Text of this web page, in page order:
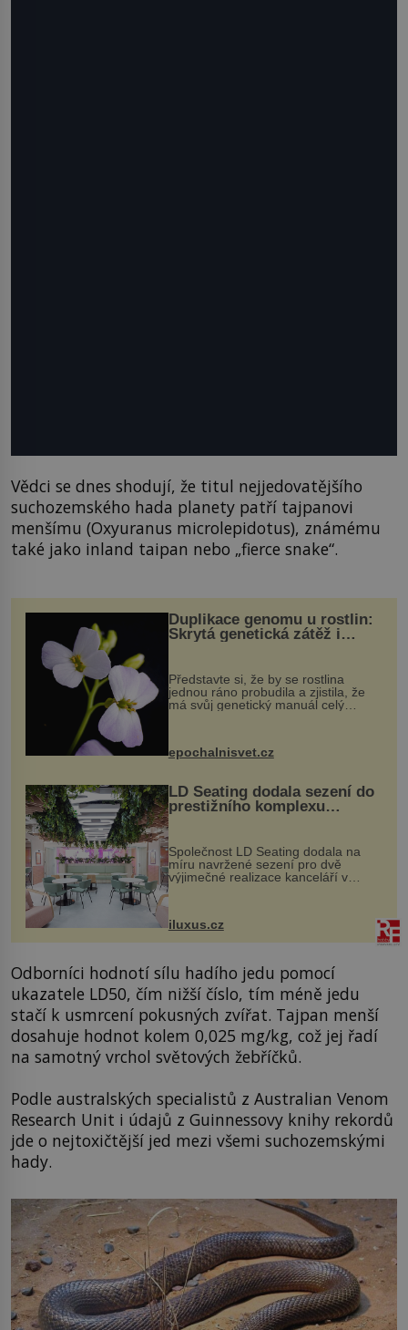
Vědci se dnes shodují, že titul nejjedovatějšího
suchozemského hada planety patří tajpanovi
menšímu (Oxyuranus microlepidotus), známému
také jako inland taipan nebo „fierce snake“.
Duplikace genomu u rostlin:
Skrytá genetická zátěž i
Představte si, že by se rostlina
jednou ráno probudila a zjistila, že
má svůj genetický manuál celý
vstupenka...
epochalnisvet.cz
LD Seating dodala sezení do
prestižního komplexu
MediaCityUK v Salfordu
Společnost LD Seating dodala na
míru navržené sezení pro dvě
výjimečné realizace kanceláří v
areálu MediaCityUK v anglickém
budov Media...
iluxus.cz
Odborníci hodnotí sílu hadího jedu pomocí
ukazatele LD50, čím nižší číslo, tím méně jedu
stačí k usmrcení pokusných zvířat. Tajpan menší
dosahuje hodnot kolem 0,025 mg/kg, což jej řadí
na samotný vrchol světových žebříčků.
Podle australských specialistů z Australian Venom
Research Unit i údajů z Guinnessovy knihy rekordů
jde o nejtoxičtější jed mezi všemi suchozemskými
hady.